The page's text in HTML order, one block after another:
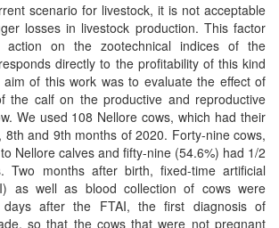
scenario for livestock, it is not acceptable
losses in livestock production. This factor
action on the zootechnical indices of the
directly to the profitability of this kind
of this work was to evaluate the effect of
the calf on the productive and reproductive
We used 108 Nellore cows, which had their
8th and 9th months of 2020. Forty-nine cows,
Nellore calves and fifty-nine (54.6%) had 1/2
Two months after birth, fixed-time artificial
as well as blood collection of cows were
days after the FTAI, the first diagnosis of
so that the cows that were not pregnant